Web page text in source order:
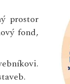
prostor
fond,